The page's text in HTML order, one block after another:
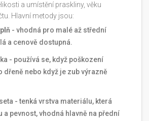
a umístění praskliny, věku
Hlavní metody jsou:
- vhodná pro malé až střední
a cenově dostupná.
- používá se, když poškození
dřeně nebo když je zub výrazně
- tenká vrstva materiálu, která
a pevnost, vhodná hlavně na přední